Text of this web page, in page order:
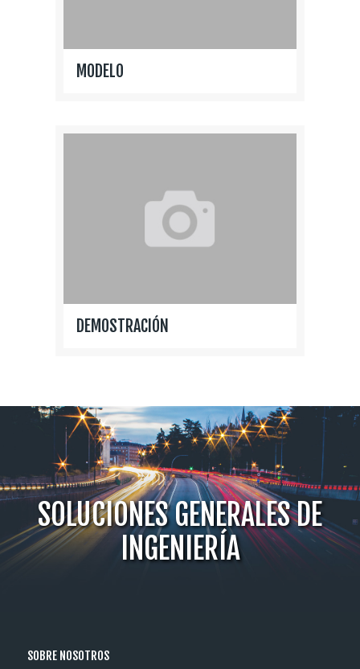
MODELO
DEMOSTRACIÓN
SOLUCIONES GENERALES DE
INGENIERÍA
SOBRE NOSOTROS